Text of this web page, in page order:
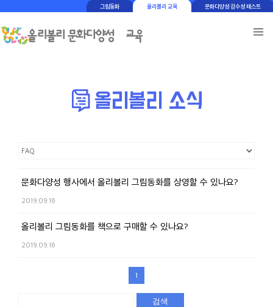
그림동화 올리볼리 교육 문화다양성 감수성 테스트
문화다양성 행사에서 올리볼리 그림동화를 상영할 수 있나요?
2019.09.16
올리볼리 그림동화를 책으로 구매할 수 있나요?
2019.09.16
1
검색